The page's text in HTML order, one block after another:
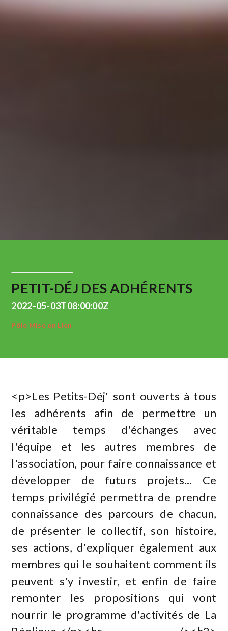
PETIT-DÉJ DES ADHÉRENTS
2022-05-03T08:00:00Z
Pôle Mise en Lien
<p>Les Petits-Déj' sont ouverts à tous
les adhérents afin de permettre un
véritable temps d'échanges avec
l'équipe et les autres membres de
l'association, pour faire connaissance et
développer de futurs projets... Ce
temps privilégié permettra de prendre
connaissance des parcours de chacun,
de présenter le collectif, son histoire,
ses actions, d'expliquer également aux
membres qui le souhaitent comment ils
peuvent s'y investir, et enfin de faire
remonter les propositions qui vont
nourrir le programme d'activités de La